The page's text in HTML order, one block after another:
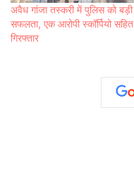
अवैध गांजा तस्करी में पुलिस को बड़ी
सफलता, एक आरोपी स्कॉर्पियो सहित
गिरफ्तार